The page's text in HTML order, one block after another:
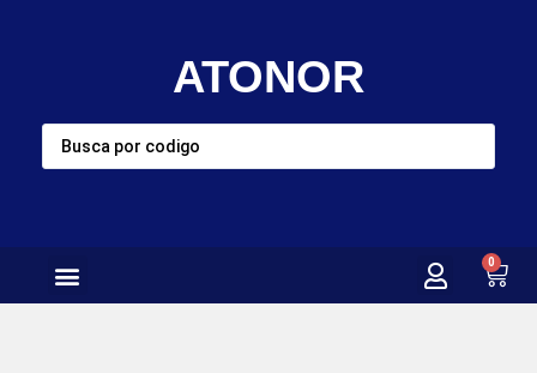
ATONOR
0